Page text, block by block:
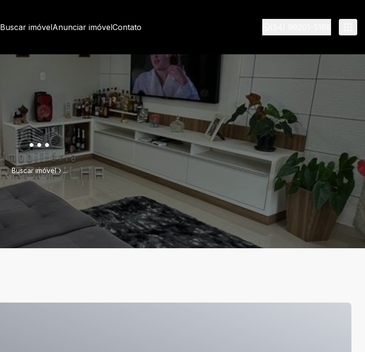
Buscar imóvelAnunciar imóvelContato
...
Buscar imóvel ...